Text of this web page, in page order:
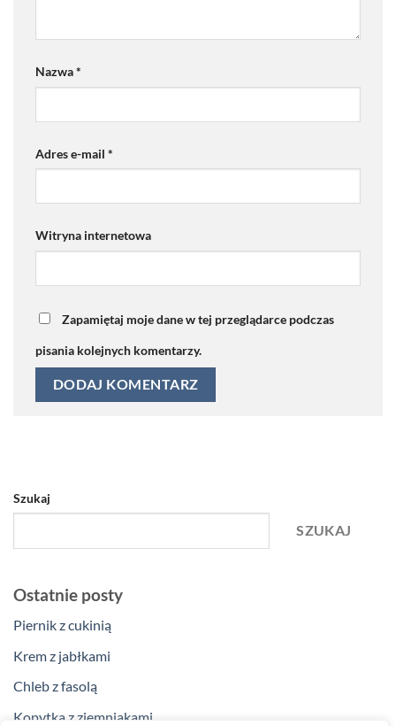
Nazwa*
Adres e-mail *
Witryna internetowa
Zapamiętaj moje dane w tej przeglądarce podczas
pisania kolejnych komentarzy.
Szukaj
SZUKAJ
Ostatnie posty
Piernik z cukinią
Krem z jabłkami
Chleb z fasolą
Kopytka z ziemniakami